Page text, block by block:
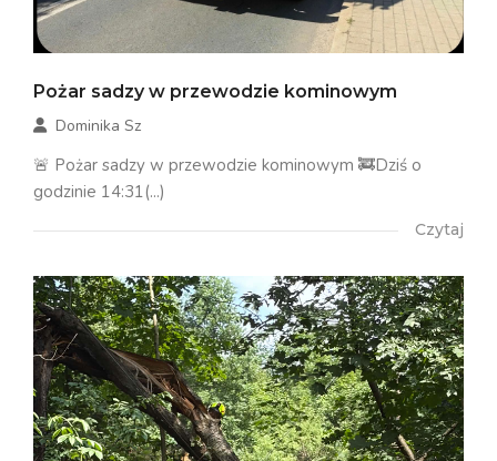
Pożar sadzy w przewodzie kominowym
Dominika Sz
🚨 Pożar sadzy w przewodzie kominowym 🚒Dziś o
godzinie 14:31(...)
Czytaj